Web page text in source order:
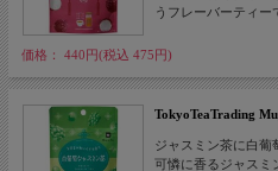
うフレーバーティー
価格： 440円(税込 475円)
TokyoTeaTrading
ジャスミン茶に白葡
可憐に香るジャスミ